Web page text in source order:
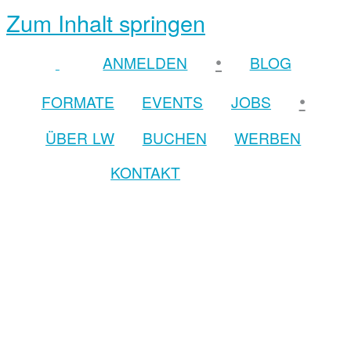
Zum Inhalt springen
ANMELDEN •
BLOG
FORMATE
EVENTS JOBS •
ÜBER LW BUCHEN
WERBEN
KONTAKT